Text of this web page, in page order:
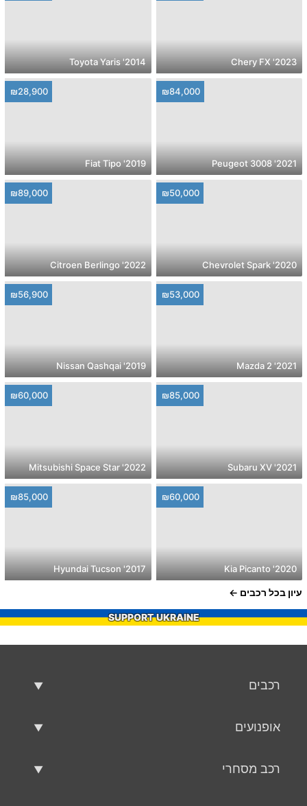
2023' Chery FX
2014' Toyota Yaris
₪84,000
2021' Peugeot 3008
₪28,900
2019' Fiat Tipo
₪50,000
2020' Chevrolet Spark
₪89,000
2022' Citroen Berlingo
₪53,000
2021' Mazda 2
₪56,900
2019' Nissan Qashqai
₪85,000
2021' Subaru XV
₪60,000
2022' Mitsubishi Space Star
₪60,000
2020' Kia Picanto
₪85,000
2017' Hyundai Tucson
עיון בכל רכבים
SUPPORT UKRAINE
רכבים
אופנועים
רכב מסחרי